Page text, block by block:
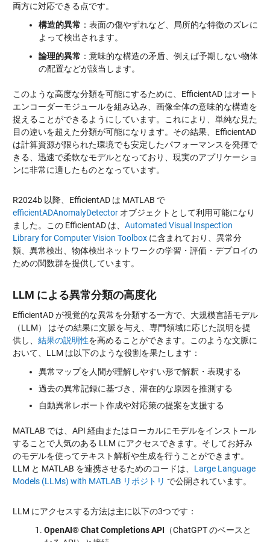
両方に対応できる点です。
構造的異常 ：表面の傷やずれなど、局所的な特徴のズレに
よって検出されます。
論理的異常 ：意味的な構造の矛盾、例えば予期しない物体
の配置などが該当します。
このような高度な分類を可能にするために、EfficientAD はオート
エンコーダーモジュールを組み込み、画像全体の意味的な構造を
捉えることができるようにしています。これにより、単純な見た
目の違いを超えた分類が可能になります。その結果、EfficientAD
は計算資源が限られた環境でも安定したパフォーマンスを発揮で
きる、迅速で柔軟なモデルとなっており、現実のアプリケーショ
ンに非常に適したものとなっています。
R2024b 以降、EfficientAD は MATLAB で
efficientADAnomalyDetectorオブジェクトとして利用可能になり
ました。この EfficientAD は、 Automated Visual Inspection
Library for Computer Vision Toolboxに含まれており、異常分
類、異常検出、物体検出ネットワークの学習・評価・デプロイの
ための関数群を提供しています。
LLM による異常分類の高度化
EfficientAD が視覚的な異常を分類する一方で、大規模言語モデル
（LLM） はその結果に文脈を与え、専門領域に応じた説明を提
供し、 結果の説明性を高めることができます。このような文脈に
おいて、LLM は以下のような役割を果たします：
異常マップを人間が理解しやすい形で解釈・表現する
過去の異常記録に基づき、潜在的な原因を推測する
自動異常レポート作成や対応策の提案を支援する
MATLAB では、API 経由またはローカルにモデルをインストール
することで人気のある LLM にアクセスできます。そしてお好み
のモデルを使ってテキスト解析や生成を行うことができます。
LLM と MATLAB を連携させるためのコードは、 Large Language
Models (LLMs) with MATLAB リポジトリ で公開されています。
LLM にアクセスする方法は主に以下の3つです：
OpenAI® Chat Completions API （ChatGPT のベースと